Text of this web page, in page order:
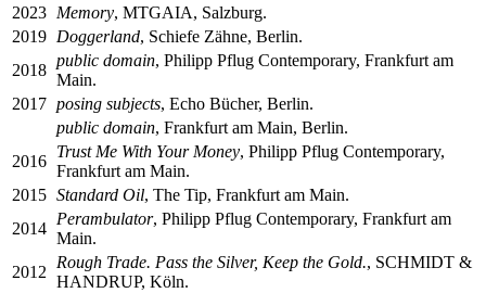
2023 Memory, MTGAIA, Salzburg.
2019 Doggerland, Schiefe Zähne, Berlin.
2018
public domain, Philipp Pflug Contemporary, Frankfurt am
Main.
2017 posing subjects, Echo Bücher, Berlin.
public domain, Frankfurt am Main, Berlin.
2016
Trust Me With Your Money, Philipp Pflug Contemporary,
Frankfurt am Main.
2015 Standard Oil, The Tip, Frankfurt am Main.
2014
Perambulator, Philipp Pflug Contemporary, Frankfurt am
Main.
2012
Rough Trade. Pass the Silver, Keep the Gold., SCHMIDT &
HANDRUP, Köln.